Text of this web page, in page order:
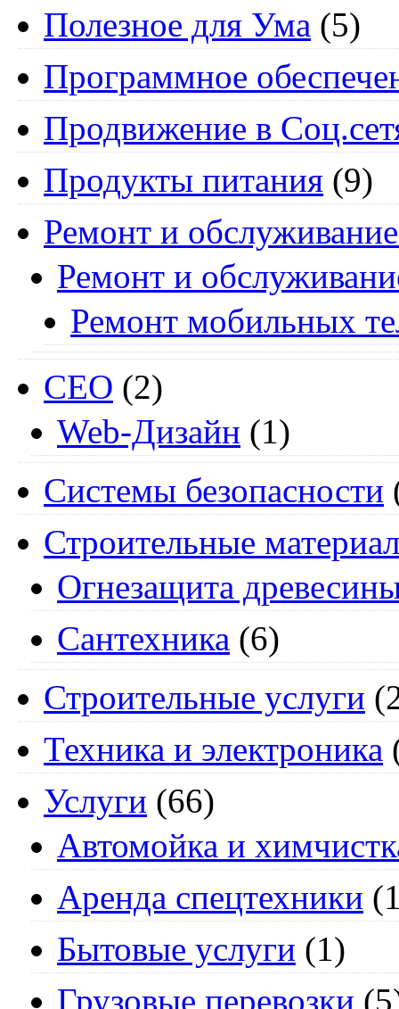
Полезное для Ума (5)
Программное
Продвижение в
Продукты питания (9)
Ремонт и
Ремонт и
Ремонт мобильных
СЕО (2)
Web-Дизайн (1)
Системы безопасности
Строительные
Огнезащита
Сантехника (6)
Строительные услуги
Техника и электроника
Услуги (66)
Автомойка и
Аренда спецтехники
Бытовые услуги (1)
Грузовые перевозки